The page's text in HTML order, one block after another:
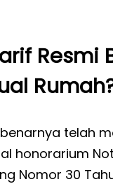
Resmi
telah
honorarium
Nomor 30